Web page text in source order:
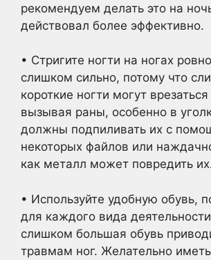
рекомендуем делать это на
действовал более эффективно.
• Стригите ногти на ногах
слишком сильно, потому что
короткие ногти могут
вызывая раны, особенно в
должны подпиливать их с
некоторых файлов или
как металл может повредить
• Используйте удобную обувь,
для каждого вида
слишком большая обувь
травмам ног. Желательно